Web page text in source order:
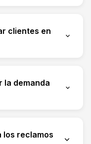
posiciones en el
rápido; el
clientes en
un canal propio
cliente con el
la demanda
área de servicio
los reclamos